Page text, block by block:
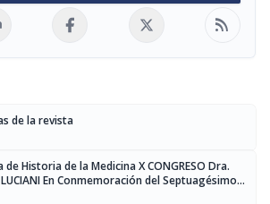
rss_feed
de la revista
Historia de la Medicina X CONGRESO Dra.
LUCIANI En Conmemoración del Septuagésimo